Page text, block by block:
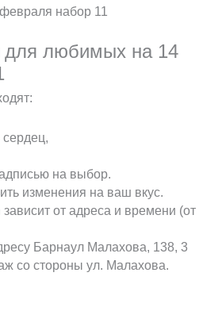
набор 11
любимых на 14
на выбор.
изменения на ваш вкус.
от адреса и времени (от
Барнаул Малахова, 138, 3
со стороны ул. Малахова.